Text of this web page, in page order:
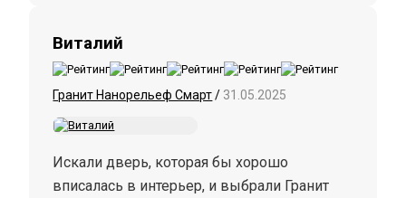
Виталий
Гранит Нанорельеф Смарт/ 31.05.2025
Искали дверь, которая бы хорошо
вписалась в интерьер, и выбрали Гранит